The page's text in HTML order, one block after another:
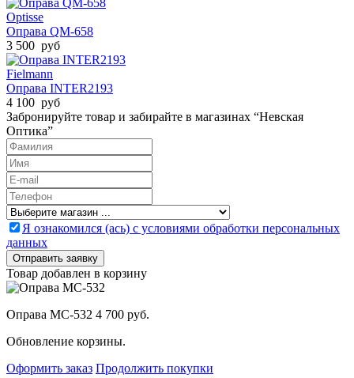
Optisse
Оправа QM-658
3 500 руб
Fielmann
Оправа INTER2193
4 100 руб
Забронируйте товар и забирайте в магазинах “Невская
Оптика”
Я ознакомился (ась) с условиями обработки персональных
данных
Товар добавлен в корзину
Оправа MC-532 4 700 руб.
Обновление корзины.
Оформить заказ Продолжить покупки